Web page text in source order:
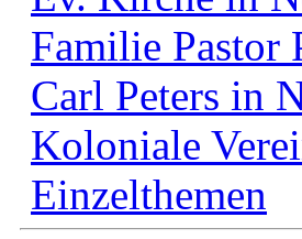
Familie Pastor
Carl Peters in
Koloniale
Einzelthemen